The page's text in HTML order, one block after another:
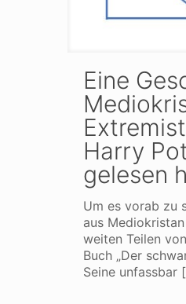
Eine
Harry
gelesen
Um es vorab zu
aus
weiten Teilen
Buch „Der
Seine unfassbar